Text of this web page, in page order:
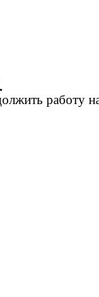
работу